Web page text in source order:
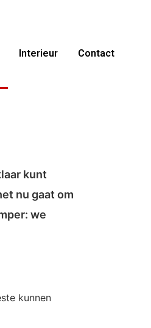
Interieur Contact
kunt
nu gaat om
we
kunnen